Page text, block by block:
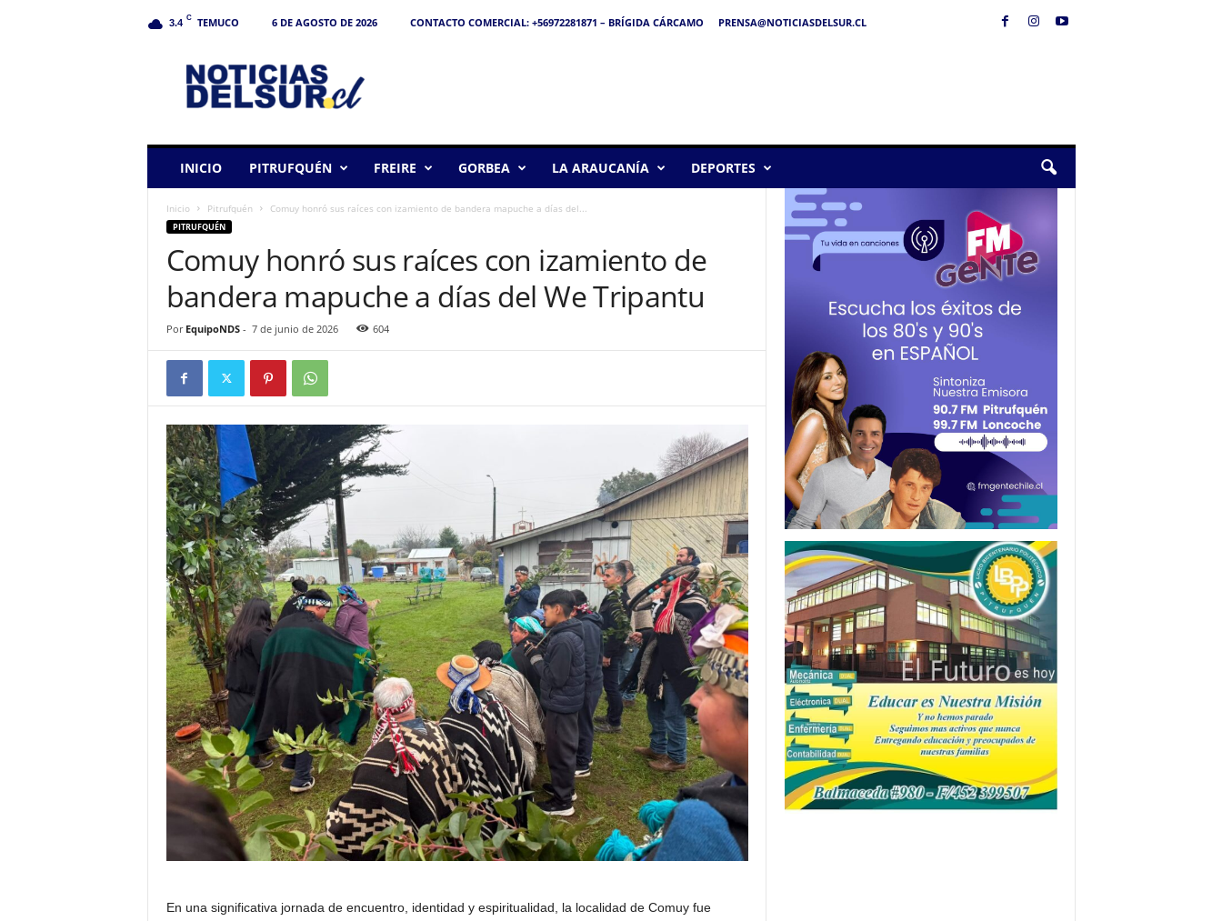
3.4 C TEMUCO 6 DE AGOSTO DE 2026 CONTACTO COMERCIAL: +56972281871 – BRÍGIDA CÁRCAMO
PRENSA@NOTICIASDELSUR.CL
INICIO PITRUFQUÉN FREIRE GORBEA LA ARAUCANÍA DEPORTES
Inicio Pitrufquén Comuy honró sus raíces con izamiento de bandera mapuche a días del...
PITRUFQUÉN
Comuy honró sus raíces con izamiento de
bandera mapuche a días del We Tripantu
Por EquipoNDS- 7 de junio de 2026 604
En una significativa jornada de encuentro, identidad y espiritualidad, la localidad de Comuy fue